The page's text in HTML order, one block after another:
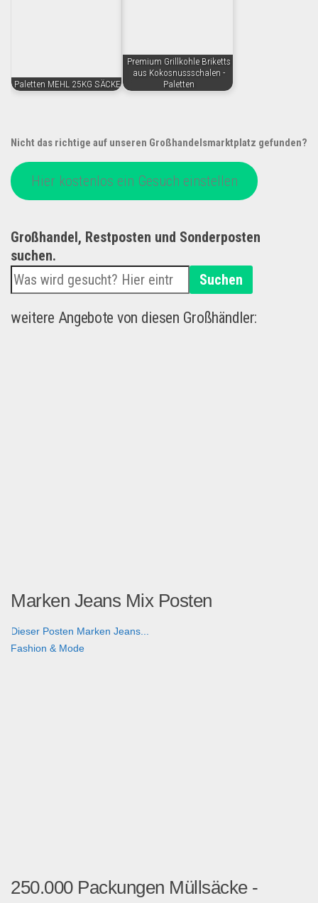
Paletten MEHL 25KG SÄCKE
Premium Grillkohle Briketts
aus Kokosnussschalen -
Paletten
Nicht das richtige auf unseren Großhandelsmarktplatz gefunden?
Hier kostenlos ein Gesuch einstellen
Großhandel, Restposten und Sonderposten
suchen.
Suchen
weitere Angebote von diesen Großhändler:
Marken Jeans Mix Posten
Dieser Posten Marken Jeans...
Fashion & Mode
250.000 Packungen Müllsäcke -